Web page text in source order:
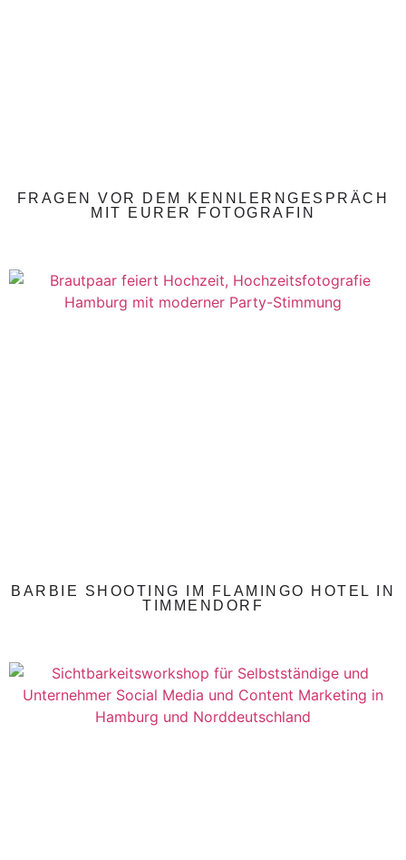
FRAGEN VOR DEM KENNLERNGESPRÄCH
MIT EURER FOTOGRAFIN
BARBIE SHOOTING IM FLAMINGO HOTEL IN
TIMMENDORF